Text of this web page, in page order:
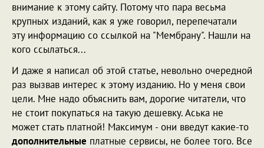
внимание к этому сайту. Потому что пара весьма
крупных изданий, как я уже говорил, перепечатали
эту информацию со ссылкой на "Мембрану". Нашли на
кого ссылаться...
И даже я написал об этой статье, невольно очередной
раз вызвав интерес к этому изданию. Но у меня свои
цели. Мне надо объяснить вам, дорогие читатели, что
не стоит покупаться на такую дешевку. Аська не
может стать платной! Максимум - они введут какие-то
дополнительные платные сервисы, не более того. Все